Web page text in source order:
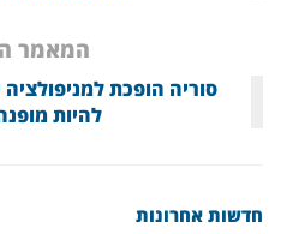
המאמר
סוריה הופכת
להיות
חדשות אחרונות